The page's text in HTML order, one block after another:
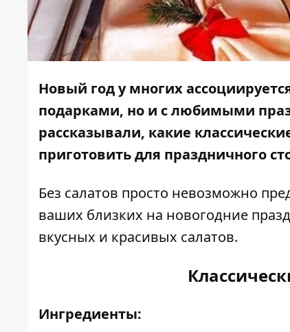
Новый год у многих
подарками, но и с любимыми
рассказывали, какие
приготовить для праздничного
Без салатов просто невозможно
ваших близких на новогодние
вкусных и красивых салатов.
Ингредиенты: